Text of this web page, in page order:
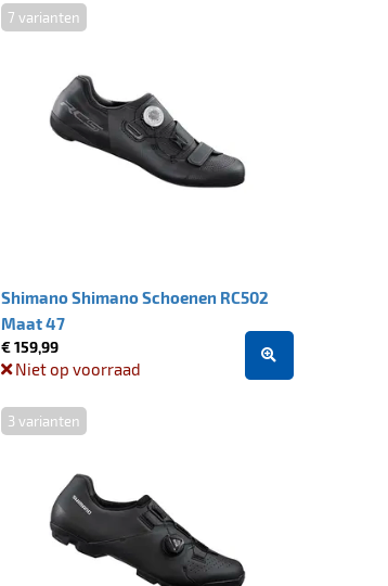
Shimano Shimano Schoenen RC502
Maat 47
7 varianten
€ 159,99
Niet op voorraad
3 varianten